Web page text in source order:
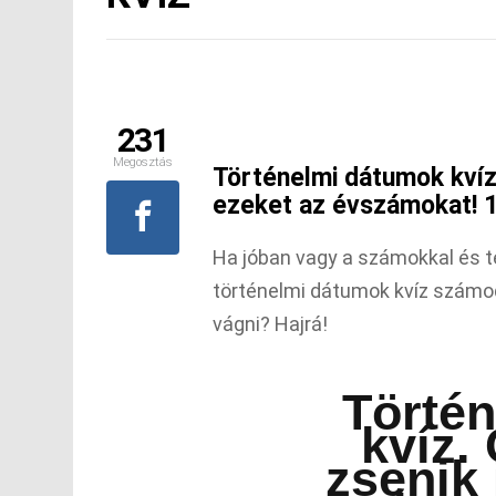
Történelmi dátumok
ezeket az évszámokat!
Ha jóban vagy a számokkal és
történelmi dátumok kvíz
vágni? Hajrá!
kvíz.
zsenik
231
Megosztás